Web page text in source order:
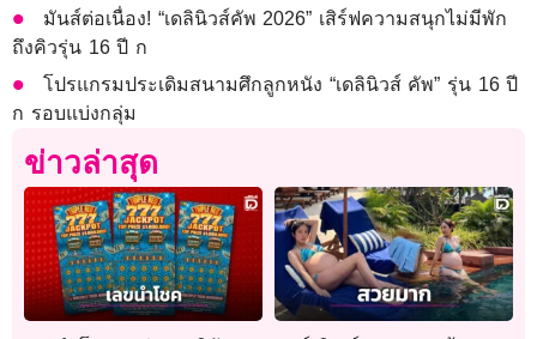
มันส์ต่อเนื่อง! “เดลินิวส์คัพ 2026” เสิร์ฟความสนุกไม่มีพัก
ถึงคิวรุ่น 16 ปี ก
โปรแกรมประเดิมสนามศึกลูกหนัง “เดลินิวส์ คัพ” รุ่น 16 ปี
ก รอบแบ่งกลุ่ม
ข่าวล่าสุด